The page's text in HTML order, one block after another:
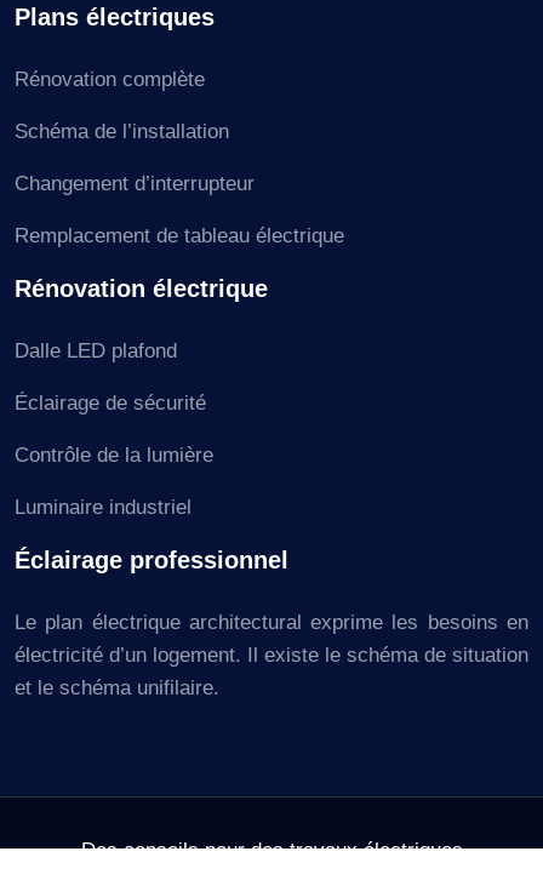
Plans électriques
Rénovation complète
Schéma de l’installation
Changement d’interrupteur
Remplacement de tableau électrique
Rénovation électrique
Dalle LED plafond
Éclairage de sécurité
Contrôle de la lumière
Luminaire industriel
Éclairage professionnel
Le plan électrique architectural exprime les besoins en
électricité d’un logement. Il existe le schéma de situation
et le schéma unifilaire.
Des conseils pour des travaux électriques